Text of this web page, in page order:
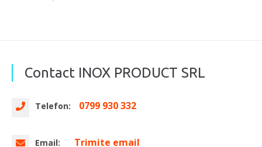
Contact INOX PRODUCT SRL
Telefon: 0799 930 332
Email: Trimite email